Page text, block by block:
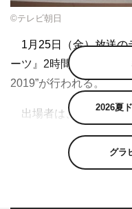
©テレビ朝日
1月25日（金）放送の
ーツ』2時間SP（後8・
2019”が行われる。
出場者は、ロンドン
じめとする男性芸能人
ングサバイバル」「走
「チーム対抗リレー」
2026夏
グラ